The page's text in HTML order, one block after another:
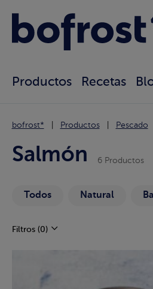
Productos Recetas
bofrost* Productos Pescado
Salmón 6 Productos
Todos Natural
Filtros (0)